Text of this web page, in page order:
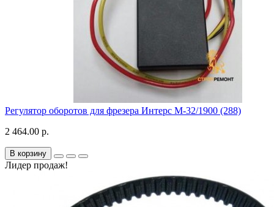
Регулятор оборотов для фрезера Интерс М-32/1900 (288)
2 464.00 р.
В корзину
Лидер продаж!